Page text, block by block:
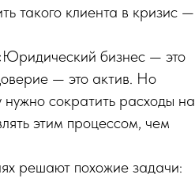
такого клиента в кризис —
бизнес — это
— это актив. Но
сократить расходы на
этим процессом, чем
решают похожие задачи: